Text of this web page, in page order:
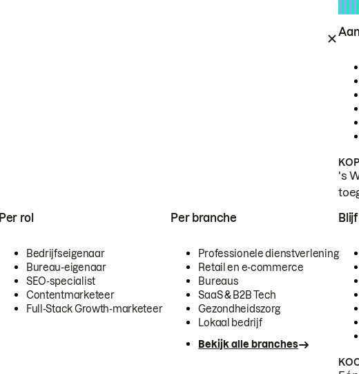
's
Per rol
Bedrijfseigenaar
Bureau-eigenaar
SEO-specialist
Contentmarketeer
Full-Stack Growth-marketeer
Per branche
Professionele dienstverlening
Retail en e-commerce
Bureaus
SaaS & B2B Tech
Gezondheidszorg
Lokaal bedrijf
Bekijk alle branches